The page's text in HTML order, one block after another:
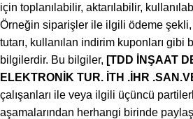
için toplanılabilir, aktarılabilir,
Örneğin siparişler ile ilgili ödeme
tutarı, kullanılan indirim kuponları
bilgilerdir. Bu bilgiler, [TDD İNŞAAT
ELEKTRONİK TUR. İTH .İHR
çalışanları ile veya ilgili üçüncü
aşamalarından herhangi birinde